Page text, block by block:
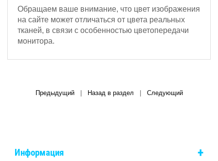
Обращаем ваше внимание, что цвет изображения
на сайте может отличаться от цвета реальных
тканей, в связи с особенностью цветопередачи
монитора.
Предыдущий| Назад в раздел Следующий
Информация +